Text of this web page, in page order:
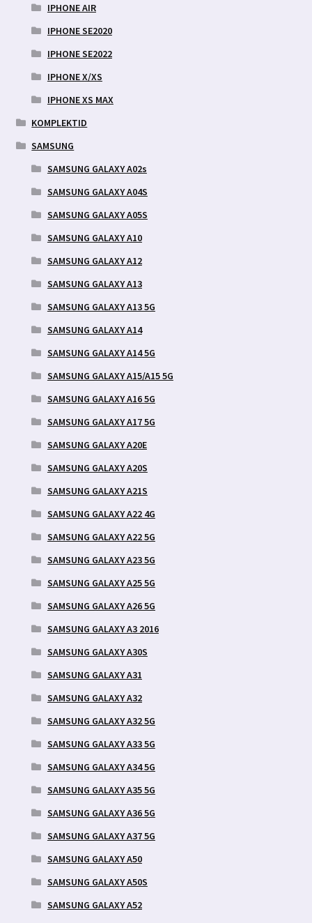
IPHONE AIR
IPHONE SE2020
IPHONE SE2022
IPHONE X/XS
IPHONE XS MAX
KOMPLEKTID
SAMSUNG
SAMSUNG GALAXY A02s
SAMSUNG GALAXY A04S
SAMSUNG GALAXY A05S
SAMSUNG GALAXY A10
SAMSUNG GALAXY A12
SAMSUNG GALAXY A13
SAMSUNG GALAXY A13 5G
SAMSUNG GALAXY A14
SAMSUNG GALAXY A14 5G
SAMSUNG GALAXY A15/A15 5G
SAMSUNG GALAXY A16 5G
SAMSUNG GALAXY A17 5G
SAMSUNG GALAXY A20E
SAMSUNG GALAXY A20S
SAMSUNG GALAXY A21S
SAMSUNG GALAXY A22 4G
SAMSUNG GALAXY A22 5G
SAMSUNG GALAXY A23 5G
SAMSUNG GALAXY A25 5G
SAMSUNG GALAXY A26 5G
SAMSUNG GALAXY A3 2016
SAMSUNG GALAXY A30S
SAMSUNG GALAXY A31
SAMSUNG GALAXY A32
SAMSUNG GALAXY A32 5G
SAMSUNG GALAXY A33 5G
SAMSUNG GALAXY A34 5G
SAMSUNG GALAXY A35 5G
SAMSUNG GALAXY A36 5G
SAMSUNG GALAXY A37 5G
SAMSUNG GALAXY A50
SAMSUNG GALAXY A50S
SAMSUNG GALAXY A52